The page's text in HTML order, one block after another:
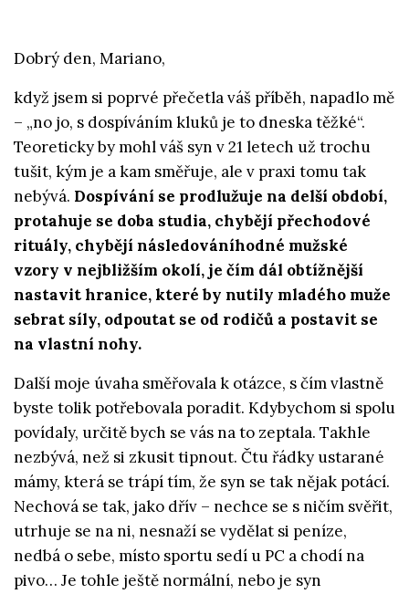
Dobrý den, Mariano,
když jsem si poprvé přečetla váš příběh, napadlo mě
– „no jo, s dospíváním kluků je to dneska těžké“.
Teoreticky by mohl váš syn v 21 letech už trochu
tušit, kým je a kam směřuje, ale v praxi tomu tak
nebývá. Dospívání se prodlužuje na delší období,
protahuje se doba studia, chybějí přechodové
rituály, chybějí následováníhodné mužské
vzory v nejbližším okolí, je čím dál obtížnější
nastavit hranice, které by nutily mladého muže
sebrat síly, odpoutat se od rodičů a postavit se
na vlastní nohy.
Další moje úvaha směřovala k otázce, s čím vlastně
byste tolik potřebovala poradit. Kdybychom si spolu
povídaly, určitě bych se vás na to zeptala. Takhle
nezbývá, než si zkusit tipnout. Čtu řádky ustarané
mámy, která se trápí tím, že syn se tak nějak potácí.
Nechová se tak, jako dřív – nechce se s ničím svěřit,
utrhuje se na ni, nesnaží se vydělat si peníze,
nedbá o sebe, místo sportu sedí u PC a chodí na
pivo… Je tohle ještě normální, nebo je syn